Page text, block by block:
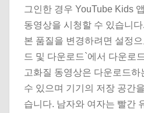
그인한 경우 YouTube Kids
동영상을 시청할 수 있습니
본 품질을 변경하려면 설정
드 및 다운로드`에서 다운로
고화질 동영상은 다운로드하
수 있으며 기기의 저장 공간
습니다. 남자와 여자는 빨간